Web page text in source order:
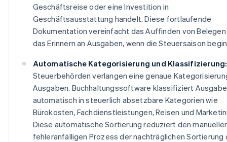
Geschäftsreise oder eine Investition in
Geschäftsausstattung handelt. Diese fortlaufende
Dokumentation vereinfacht das Auffinden von
das Erinnern an Ausgaben, wenn die Steuersaison
Automatische Kategorisierung und Klassifizierung:
Steuerbehörden verlangen eine genaue
Ausgaben. Buchhaltungssoftware klassifiziert
automatisch in steuerlich absetzbare Kategorien wie
Bürokosten, Fachdienstleistungen, Reisen und
Diese automatische Sortierung reduziert den
fehleranfälligen Prozess der nachträglichen Sortierung